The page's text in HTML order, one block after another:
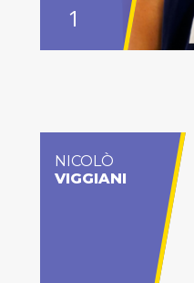
1
NICOLÒ
VIGGIANI